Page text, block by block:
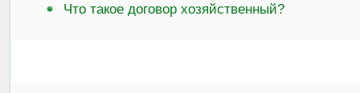
Что такое договор хозяйственный?